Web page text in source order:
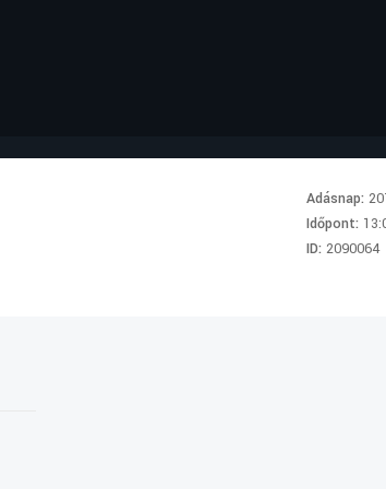
Adásnap:
Időpont:
ID:2090064